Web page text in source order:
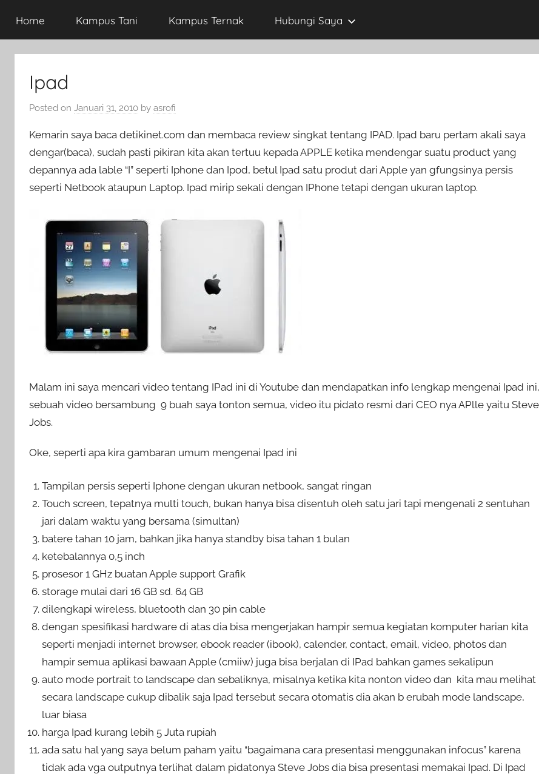
Home Kampus Tani Kampus Ternak Hubungi Saya
Ipad
Posted on Januari 31, 2010 by asrofi
Kemarin saya baca detikinet.com dan membaca review singkat tentang IPAD. Ipad baru pertam akali saya
dengar(baca), sudah pasti pikiran kita akan tertuu kepada APPLE ketika mendengar suatu product yang
depannya ada lable “I” seperti Iphone dan Ipod, betul Ipad satu produt dari Apple yan gfungsinya persis
seperti Netbook ataupun Laptop. Ipad mirip sekali dengan IPhone tetapi dengan ukuran laptop.
Malam ini saya mencari video tentang IPad ini di Youtube dan mendapatkan info lengkap mengenai Ipad ini,
sebuah video bersambung 9 buah saya tonton semua, video itu pidato resmi dari CEO nya APlle yaitu Steve
Jobs.
Oke, seperti apa kira gambaran umum mengenai Ipad ini
Tampilan persis seperti Iphone dengan ukuran netbook, sangat ringan
Touch screen, tepatnya multi touch, bukan hanya bisa disentuh oleh satu jari tapi mengenali 2 sentuhan
jari dalam waktu yang bersama (simultan)
batere tahan 10 jam, bahkan jika hanya standby bisa tahan 1 bulan
ketebalannya 0,5 inch
prosesor 1 GHz buatan Apple support Grafik
storage mulai dari 16 GB sd. 64 GB
dilengkapi wireless, bluetooth dan 30 pin cable
dengan spesifikasi hardware di atas dia bisa mengerjakan hampir semua kegiatan komputer harian kita
seperti menjadi internet browser, ebook reader (ibook), calender, contact, email, video, photos dan
hampir semua aplikasi bawaan Apple (cmiiw) juga bisa berjalan di IPad bahkan games sekalipun
auto mode portrait to landscape dan sebaliknya, misalnya ketika kita nonton video dan kita mau melihat
secara landscape cukup dibalik saja Ipad tersebut secara otomatis dia akan b erubah mode landscape,
luar biasa
harga Ipad kurang lebih 5 Juta rupiah
ada satu hal yang saya belum paham yaitu “bagaimana cara presentasi menggunakan infocus” karena
tidak ada vga outputnya terlihat dalam pidatonya Steve Jobs dia bisa presentasi memakai Ipad. Di Ipad